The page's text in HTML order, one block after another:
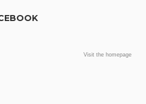
Visit the homepage